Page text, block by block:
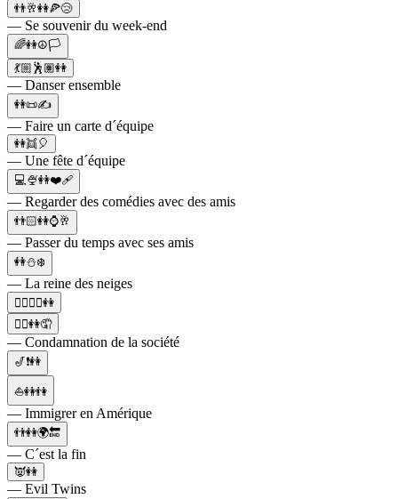
👬🥂👭🍕😢
— Se souvenir du week-end
🌈👭☮️🏳️
💃🏼🕺🏽👭
— Danser ensemble
👭📜✍️
— Faire un carte d´équipe
👭👯🎈
— Une fête d´équipe
💻🍨👭❤️🩹
— Regarder des comédies avec des amis
👬🏻👭⌚🥂
— Passer du temps avec ses amis
👭⛄️❄️
— La reine des neiges
👩‍❤️‍💋‍👩👭
💁‍♂️👭🤦
— Condamnation de la société
🎷❗👭
⛵👭👫
— Immigrer en Amérique
👬👭🌍🔚
— C´est la fin
👿👭
— Evil Twins